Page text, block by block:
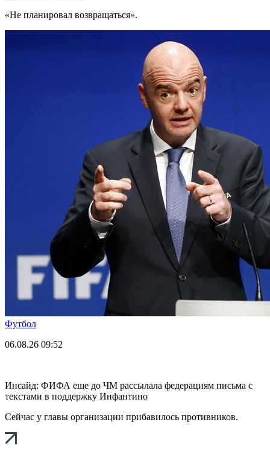
«Не планировал возвращаться».
Футбол
06.08.26 09:52
Инсайд: ФИФА еще до ЧМ рассылала федерациям письма с
текстами в поддержку Инфантино
Сейчас у главы организации прибавилось противников.